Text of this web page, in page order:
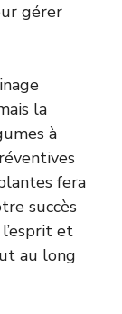
gérer
la
à
fera
succès
et
au long